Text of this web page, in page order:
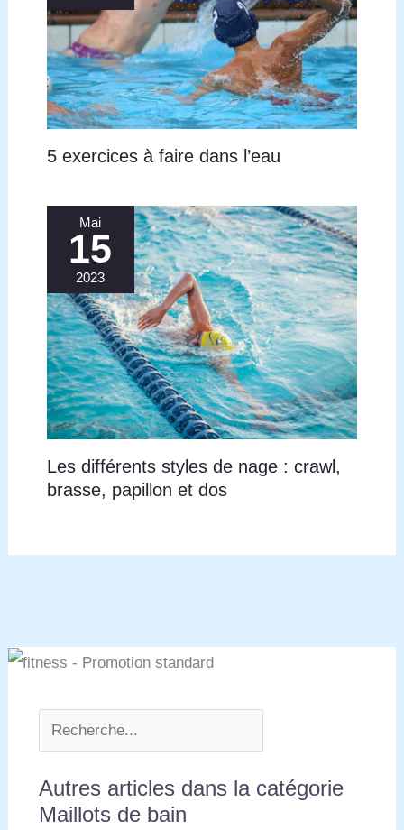
rapide】Ce maillot de bain est composé à 82 % de
polyester et à 18 % d'élasthanne. Entièrement
doublé, son tissu ultra-extensible est doux et
agréable au toucher, offrant une excellente
respirabilité et une grande durabilité. Il sèche
rapidement et ne colle pas à la peau, vous assurant
fraîcheur et confort pendant l'effort et une liberté de
mouvement optimale dans l'eau 【Un style
polyvalent pour toutes les occasions】Ce maillot de
bain une pièce pour femme est idéal pour de
facilement avec un paréo, un chapeau et des
lunettes de soleil pour un look de vacances stylé,
parfait pour profiter pleinement de vos moments
dans l'eau
5 exercices à faire dans l’eau
Mai
15
2023
Les différents styles de nage : crawl,
brasse, papillon et dos
Autres articles dans la catégorie
Maillots de bain